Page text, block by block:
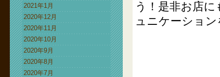
2021年1月
2020年12月
2020年11月
2020年10月
2020年9月
2020年8月
2020年7月
う！是非お店
ュニケーショ